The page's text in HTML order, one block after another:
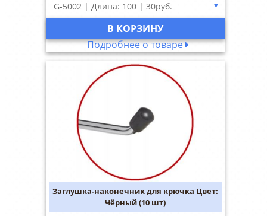
В КОРЗИНУ
▼
Подробнее о товаре
Заглушка-наконечник для крючка Цвет:
Чёрный (10 шт)